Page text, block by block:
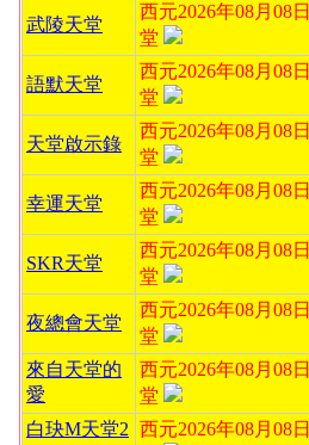
武陵天堂
西元2026年08月08
堂
語默天堂
西元2026年08月08
堂
天堂啟示錄
西元2026年08月08
堂
幸運天堂
西元2026年08月08
堂
SKR天堂
西元2026年08月08
堂
夜總會天堂
西元2026年08月08
堂
來自天堂的
愛
西元2026年08月08
堂
白玦M天堂2 西元2026年08月08